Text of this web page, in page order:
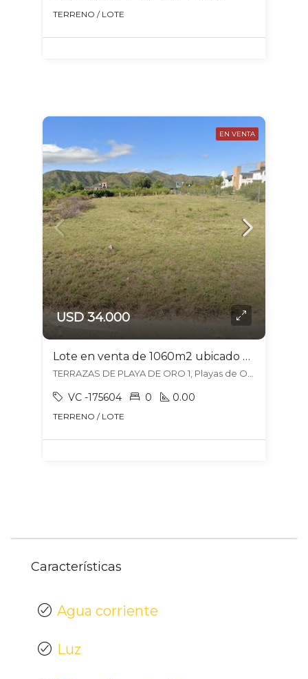
TERRENO / LOTE
EN VENTA
USD 34.000
Lote en venta de 1060m2 ubicado en Terrazas de Playas de Oro 1 – Hermosa Vista
VC -175604 0 0.00
TERRENO / LOTE
Características
Agua corriente
Luz